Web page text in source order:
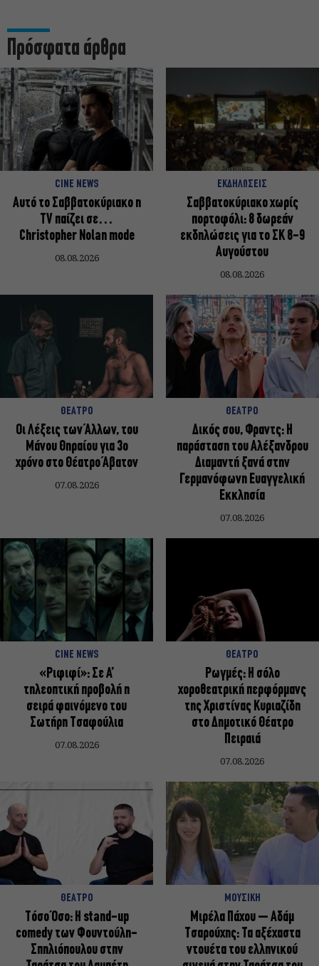
Πρόσφατα άρθρα
CINE NEWS
Αυτό το Σαββατοκύριακο η
TV παίζει σε…
Christopher Nolan mode
08.08.2026
ΕΚΔΗΛΩΣΕΙΣ
Σαββατοκύριακο χωρίς
πορτοφόλι: 8 δωρεάν
εκδηλώσεις για το ΣΚ 8-9
Αυγούστου
08.08.2026
ΘΕΑΤΡΟ
Οι Λέξεις των Άλλων, του
Μάνου Θηραίου για 3ο
χρόνο στο Θέατρο Άβατον
07.08.2026
ΘΕΑΤΡΟ
Δικός σου, Φραντς: Η
παράσταση του Αλέξανδρου
Διαμαντή ξανά στην
Γερμανόφωνη Ευαγγελική
Εκκλησία
07.08.2026
CINE NEWS
«Ριφιφί»: Σε Α’
τηλεοπτική προβολή η
σειρά φαινόμενο του
Σωτήρη Τσαφούλια
07.08.2026
ΘΕΑΤΡΟ
Ρωγμές: Η σόλο
χοροθεατρική περφόρμανς
της Χριστίνας Κυριαζίδη
στο Δημοτικό Θέατρο
Πειραιά
07.08.2026
ΘΕΑΤΡΟ
Τόσο Όσο: Η stand-up
comedy των Φουντούλη-
Σπηλιόπουλου στην
ΜΟΥΣΙΚΗ
Μιρέλα Πάχου – Αδάμ
Τσαρούχης: Τα αξέχαστα
ντουέτα του ελληνικού